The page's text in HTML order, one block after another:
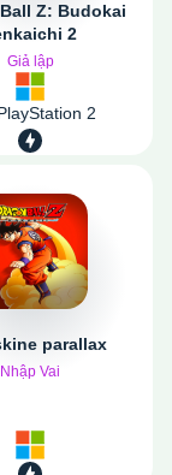
Z: Budokai
2
Giả lập
2
parallax
Nhập Vai